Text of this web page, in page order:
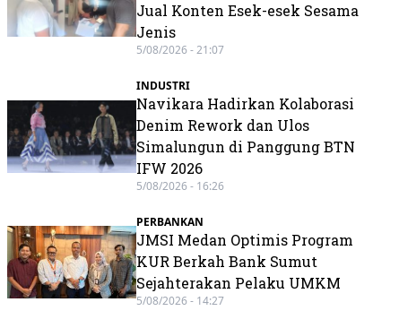
Jual Konten Esek-esek Sesama
Jenis
5/08/2026 - 21:07
INDUSTRI
Navikara Hadirkan Kolaborasi
Denim Rework dan Ulos
Simalungun di Panggung BTN
IFW 2026
5/08/2026 - 16:26
PERBANKAN
JMSI Medan Optimis Program
KUR Berkah Bank Sumut
Sejahterakan Pelaku UMKM
5/08/2026 - 14:27